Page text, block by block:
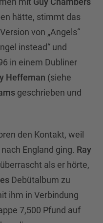
hätte, stimmt das
von „Angels“
instead“ und
in einem Dubliner
Heffernan (siehe
geschrieben und
den Kontakt, weil
England ging. Ray
als er hörte,
Debütalbum zu
ihm in Verbindung
7,500 Pfund auf